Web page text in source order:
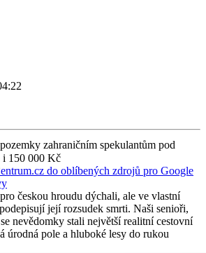
zahraničním spekulantům pod
i 150 000 Kč
do oblíbených zdrojů pro Google
českou hroudu dýchali, ale ve vlastní
její rozsudek smrti. Naši senioři,
nevědomky stali největší realitní cestovní
úrodná pole a hluboké lesy do rukou